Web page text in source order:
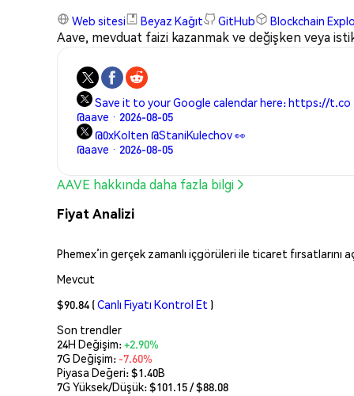
Web sitesi Beyaz Kağıt GitHub Blockchain
Aave, mevduat faizi kazanmak ve değişken veya
Save it to your Google calendar here: https://t.co
@aave · 2026-08-05
@0xKolten @StaniKulechov 👀
@aave · 2026-08-05
AAVE hakkında daha fazla bilgi
Fiyat Analizi
Phemex’in gerçek zamanlı içgörüleri ile ticaret fırsatlarını
Mevcut
$90.84 (Canlı Fiyatı Kontrol Et )
Son trendler
24H Değişim:+2.90%
7G Değişim: -7.60%
Piyasa Değeri:$1.40B
7G Yüksek/Düşük: $101.15/ $88.08